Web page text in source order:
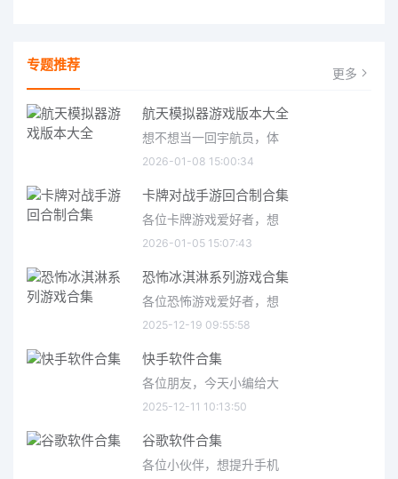
专题推荐 更多
航天模拟器游戏版本大全
想不想当一回宇航员，体
2026-01-08 15:00:34
卡牌对战手游回合制合集
各位卡牌游戏爱好者，想
2026-01-05 15:07:43
恐怖冰淇淋系列游戏合集
各位恐怖游戏爱好者，想
2025-12-19 09:55:58
快手软件合集
各位朋友，今天小编给大
2025-12-11 10:13:50
谷歌软件合集
各位小伙伴，想提升手机